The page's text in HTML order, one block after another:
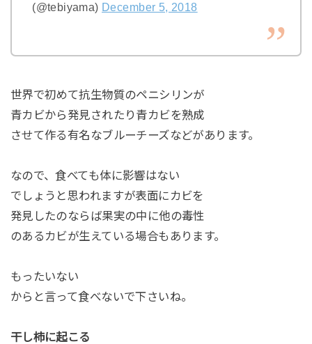
(@tebiyama) December 5, 2018
世界で初めて抗生物質のペニシリンが
青カビから発見されたり青カビを熟成
させて作る有名なブルーチーズなどがあります。
なので、食べても体に影響はない
でしょうと思われますが表面にカビを
発見したのならば果実の中に他の毒性
のあるカビが生えている場合もあります。
もったいない
からと言って食べないで下さいね。
干し柿に起こる